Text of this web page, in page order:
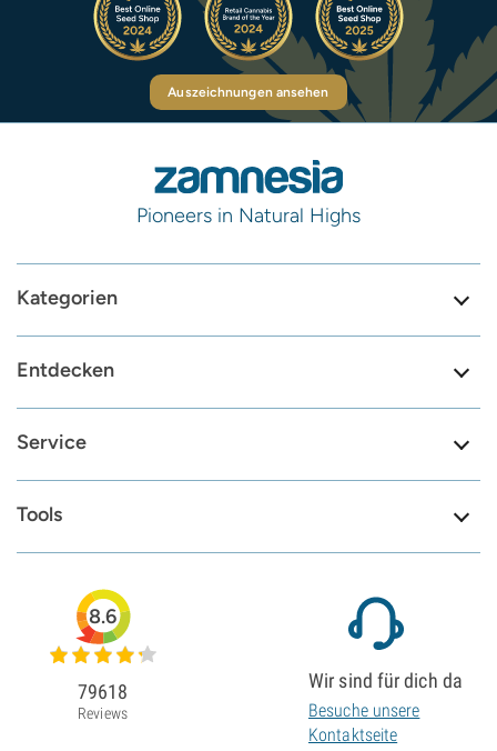
Auszeichnungen ansehen
Pioneers in Natural Highs
Kategorien
Entdecken
Service
Tools
8.6
79618
Reviews
Wir sind für dich da
Besuche unsere
Kontaktseite